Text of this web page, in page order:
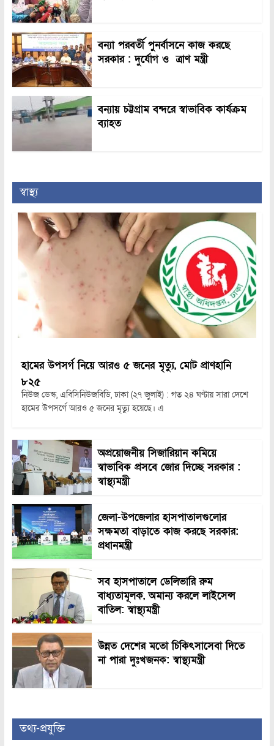
বন্যা পরবর্তী পুনর্বাসনে কাজ করছে
সরকার : দুর্যোগ ও ত্রাণ মন্ত্রী
বন্যায় চট্টগ্রাম বন্দরে স্বাভাবিক কার্যক্রম
ব্যাহত
স্বাস্থ্য
হামের উপসর্গ নিয়ে আরও ৫ জনের মৃত্যু, মোট প্রাণহানি
৮২৫
নিউজ ডেস্ক, এবিসিনিউজবিডি, ঢাকা (২৭ জুলাই) : গত ২৪ ঘণ্টায় সারা দেশে
হামের উপসর্গে আরও ৫ জনের মৃত্যু হয়েছে। এ
অপ্রয়োজনীয় সিজারিয়ান কমিয়ে
স্বাভাবিক প্রসবে জোর দিচ্ছে সরকার :
স্বাস্থ্যমন্ত্রী
জেলা-উপজেলার হাসপাতালগুলোর
সক্ষমতা বাড়াতে কাজ করছে সরকার:
প্রধানমন্ত্রী
সব হাসপাতালে ডেলিভারি রুম
বাধ্যতামূলক, অমান্য করলে লাইসেন্স
বাতিল: স্বাস্থ্যমন্ত্রী
উন্নত দেশের মতো চিকিৎসাসেবা দিতে
না পারা দুঃখজনক: স্বাস্থ্যমন্ত্রী
তথ্য-প্রযুক্তি